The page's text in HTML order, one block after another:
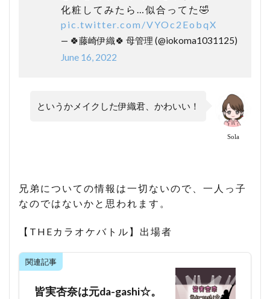
化粧してみたら…似合ってた🤣
pic.twitter.com/VYOc2EobqX
— 🍀藤崎伊織🍀 母管理 (@iokoma1031125)
June 16, 2022
Sola
というかメイクした伊織君、かわいい！
兄弟についての情報は一切ないので、一人っ子
なのではないかと思われます。
【THEカラオケバトル】出場者
関連記事
皆実杏奈は元da-gashi☆。